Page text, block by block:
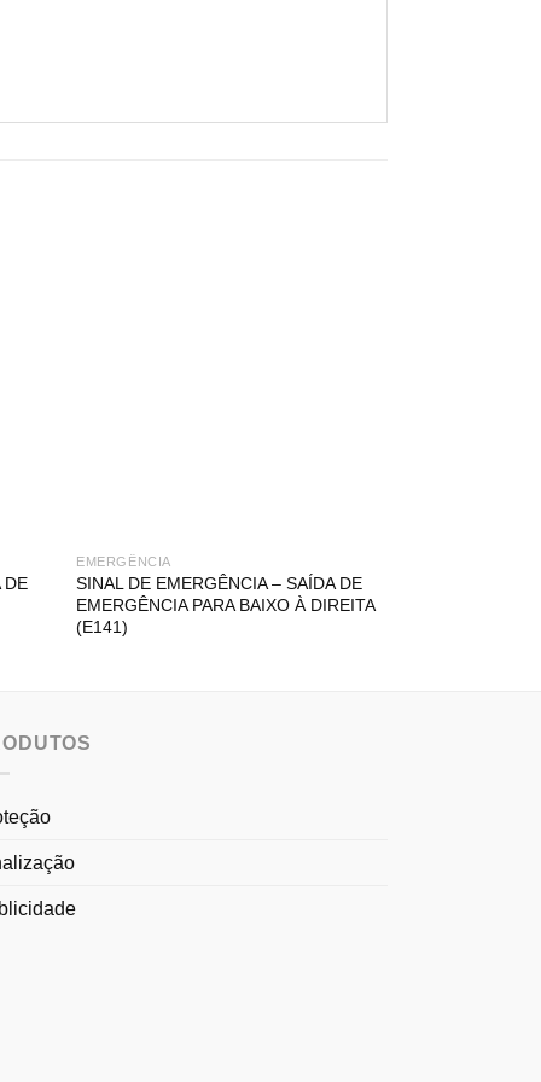
DE
EMERGÊNCIA
SINAL DE EMERGÊNCIA – SAÍDA DE
EMERGÊNCIA PARA BAIXO À DIREITA
(E141)